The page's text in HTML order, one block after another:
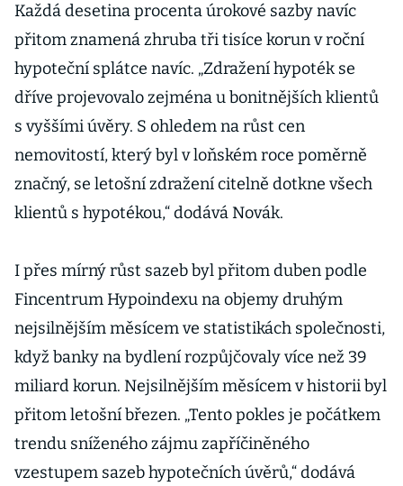
Každá desetina procenta úrokové sazby navíc
přitom znamená zhruba tři tisíce korun v roční
hypoteční splátce navíc. „Zdražení hypoték se
dříve projevovalo zejména u bonitnějších klientů
s vyššími úvěry. S ohledem na růst cen
nemovitostí, který byl v loňském roce poměrně
značný, se letošní zdražení citelně dotkne všech
klientů s hypotékou,“ dodává Novák.
I přes mírný růst sazeb byl přitom duben podle
Fincentrum Hypoindexu na objemy druhým
nejsilnějším měsícem ve statistikách společnosti,
když banky na bydlení rozpůjčovaly více než 39
miliard korun. Nejsilnějším měsícem v historii byl
přitom letošní březen. „Tento pokles je počátkem
trendu sníženého zájmu zapříčiněného
vzestupem sazeb hypotečních úvěrů,“ dodává